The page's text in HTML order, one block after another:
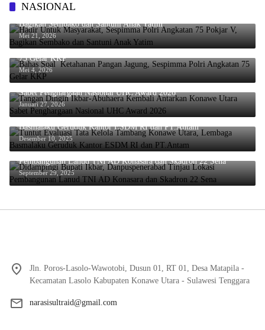
NASIONAL
Hadir Untuk Masyarakat, Sespimma Polri Angkatan 75 Pokjar V,
Bagikan Sembako dan Santuni Anak Yatim
Mei 21, 2026
Bahas Soal Ketahanan Pangan Jagung, Sespimma Polri Angkatan
75 Gelar KKP
Mei 4, 2026
Tangan Dingin Ikbar-Abuhaera Kembali Antarkan Konawe Utara
Sabet Penghargaan Nasional UHC Award 2026
Januari 27, 2026
Tuntut Evaluasi Tata Kelola Tambang Konawe Utara, Lembaga
Basmalaku Geruduk Kantor ESDM RI dan PT.Antam
Desember 10, 2025
Didampingi Bupati Ikbar, Danpuspenerabad Tinjau Lokasi
Pembangunan Lanud TNI AD Konasara dan Skadron 22 Sena
September 29, 2025
Jln. Poros-Lasolo-Wawotobi, Dusun 01, RT 01, Desa Matapila -
Kecamatan Lasolo Kabupaten Konawe Utara - Sulawesi Tenggara
narasisultraid@gmail.com